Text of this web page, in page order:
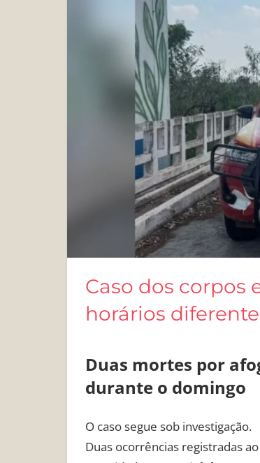
Caso dos corpos
horários
Duas mortes por
durante o domingo
O caso segue sob investigação.
Duas ocorrências registradas